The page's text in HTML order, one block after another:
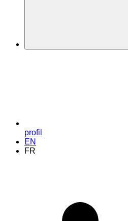
profil
EN
FR